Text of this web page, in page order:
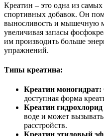
Креатин – это одна из
спортивных добавок. Он
выносливость и мышечную
увеличивая запасы
им производить больше
упражнений.
Типы креатина:
Креатин моногидрат:
доступная форма
Креатин
воде и может
расстройств.